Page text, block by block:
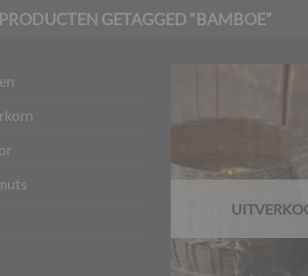
PRODUCTEN GETAGGED “BAMBOE”